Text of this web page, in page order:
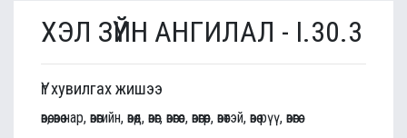
ХЭЛ ЗҮЙН АНГИЛАЛ - I.30.3
Үг хувилгах жишээ
өвөө, өвөө нар, өвөөгийн, өвөөд, өвөөг, өвөөгөөс, өвөөгөөр, өвөөтэй, өвөө рүү, өвөөгөө